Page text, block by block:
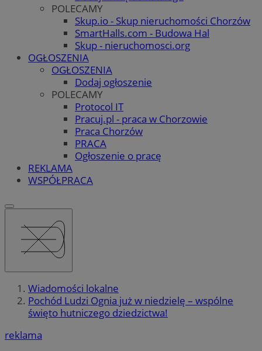
POLECAMY
Skup.io - Skup nieruchomości Chorzów
SmartHalls.com - Budowa Hal
Skup - nieruchomosci.org
OGŁOSZENIA
OGŁOSZENIA
Dodaj ogłoszenie
POLECAMY
Protocol IT
Pracuj.pl - praca w Chorzowie
Praca Chorzów
PRACA
Ogłoszenie o pracę
REKLAMA
WSPÓŁPRACA
Wiadomości lokalne
Pochód Ludzi Ognia już w niedzielę – wspólne
święto hutniczego dziedzictwa!
reklama